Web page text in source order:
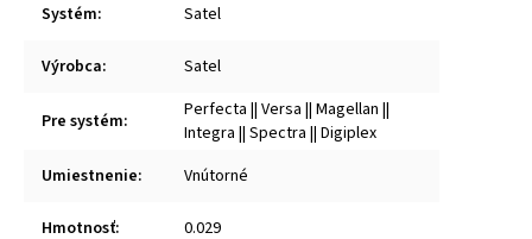
Systém: Satel
Výrobca: Satel
Pre systém:
Perfecta || Versa || Magellan ||
Integra || Spectra || Digiplex
Umiestnenie: Vnútorné
Hmotnosť: 0.029